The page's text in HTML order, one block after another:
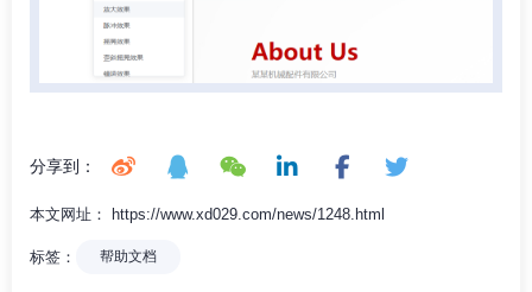
分享到：
本文网址： https://www.xd029.com/news/1248.html
标签： 帮助文档